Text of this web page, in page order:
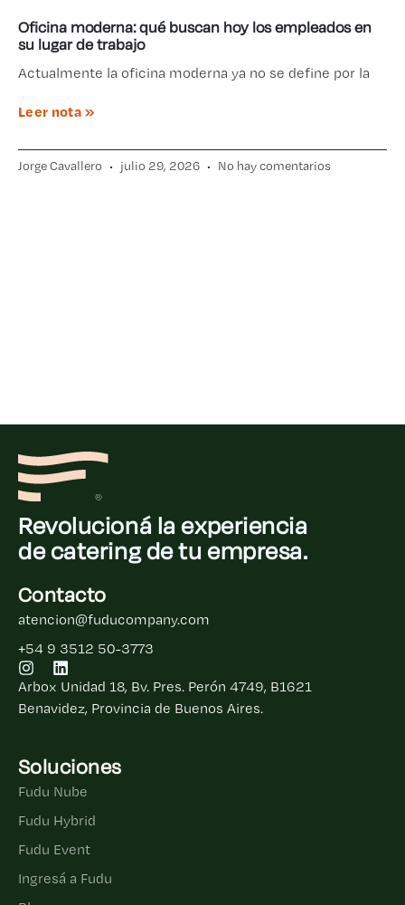
Oficina moderna: qué buscan hoy los empleados en
su lugar de trabajo
Actualmente la oficina moderna ya no se define por la
Leer nota »
Jorge Cavallero julio 29, 2026 No hay comentarios
Revolucioná la experiencia
de catering de tu empresa.
Contacto
atencion@fuducompany.com
+54 9 3512 50-3773
Arbox Unidad 18, Bv. Pres. Perón 4749, B1621
Benavidez, Provincia de Buenos Aires.
Soluciones
Fudu Nube
Fudu Hybrid
Fudu Event
Ingresá a Fudu